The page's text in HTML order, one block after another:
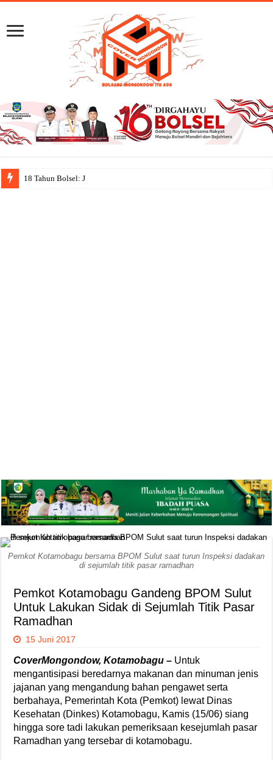
18 Tahun Bolsel: Jejak Capaian, S
Pemkot Kotamobagu bersama BPOM Sulut saat turun Inspeksi dadakan
di sejumlah titik pasar ramadhan
Pemkot Kotamobagu Gandeng BPOM Sulut
Untuk Lakukan Sidak di Sejumlah Titik Pasar
Ramadhan
15 Juni 2017
CoverMongondow, Kotamobagu – Untuk
mengantisipasi beredarnya makanan dan minuman jenis
jajanan yang mengandung bahan pengawet serta
berbahaya, Pemerintah Kota (Pemkot) lewat Dinas
Kesehatan (Dinkes) Kotamobagu, Kamis (15/06) siang
hingga sore tadi lakukan pemeriksaan kesejumlah pasar
Ramadhan yang tersebar di kotamobagu.